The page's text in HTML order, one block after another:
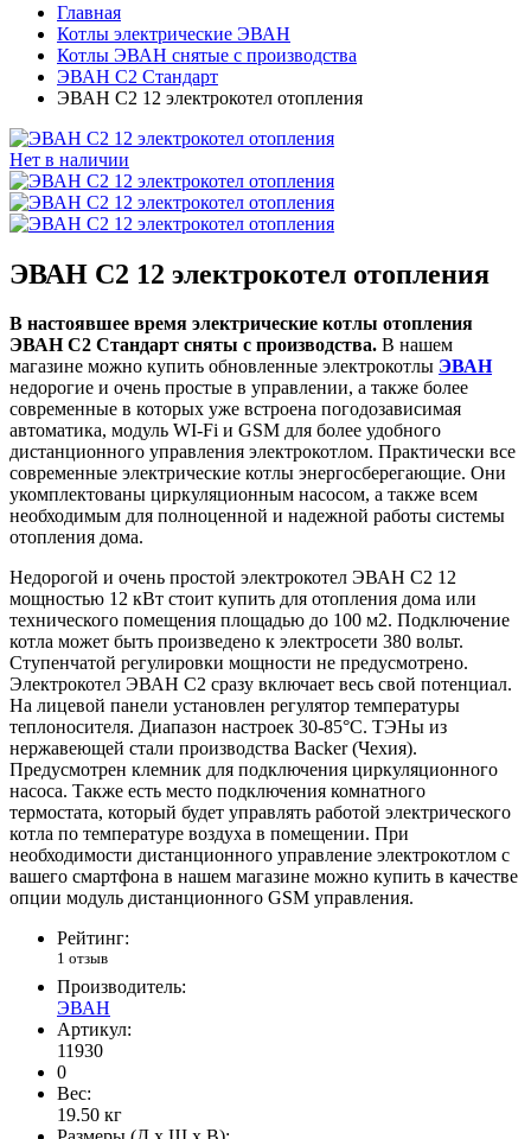
Главная
Котлы электрические ЭВАН
Котлы ЭВАН снятые с производства
ЭВАН С2 Стандарт
ЭВАН С2 12 электрокотел отопления
Нет в наличии
ЭВАН С2 12 электрокотел отопления
В настоявшее время электрические котлы отопления
ЭВАН С2 Стандарт сняты с производства. В нашем
магазине можно купить обновленные электрокотлы ЭВАН
недорогие и очень простые в управлении, а также более
современные в которых уже встроена погодозависимая
автоматика, модуль WI-Fi и GSM для более удобного
дистанционного управления электрокотлом. Практически все
современные электрические котлы энергосберегающие. Они
укомплектованы циркуляционным насосом, а также всем
необходимым для полноценной и надежной работы системы
отопления дома.
Недорогой и очень простой электрокотел ЭВАН С2 12
мощностью 12 кВт стоит купить для отопления дома или
технического помещения площадью до 100 м2. Подключение
котла может быть произведено к электросети 380 вольт.
Ступенчатой регулировки мощности не предусмотрено.
Электрокотел ЭВАН С2 сразу включает весь свой потенциал.
На лицевой панели установлен регулятор температуры
теплоносителя. Диапазон настроек 30-85°C. ТЭНы из
нержавеющей стали производства Backer (Чехия).
Предусмотрен клемник для подключения циркуляционного
насоса. Также есть место подключения комнатного
термостата, который будет управлять работой электрического
котла по температуре воздуха в помещении. При
необходимости дистанционного управление электрокотлом с
вашего смартфона в нашем магазине можно купить в качестве
опции модуль дистанционного GSM управления.
Рейтинг:
1 отзыв
Производитель:
ЭВАН
Артикул:
11930
0
Вес:
19.50 кг